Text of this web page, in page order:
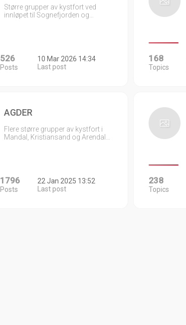
Større grupper av kystfort ved
innløpet til Sognefjorden og…
526
Posts
10 Mar 2026 14:34
Last post
168
Topics
AGDER
Flere større grupper av kystfort i
Mandal, Kristiansand og Arendal…
1796
Posts
22 Jan 2025 13:52
Last post
238
Topics